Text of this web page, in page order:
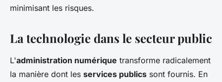
minimisant les risques.
La technologie dans le secteur public
L'administration numérique transforme radicalement
la manière dont les services publics sont fournis. En